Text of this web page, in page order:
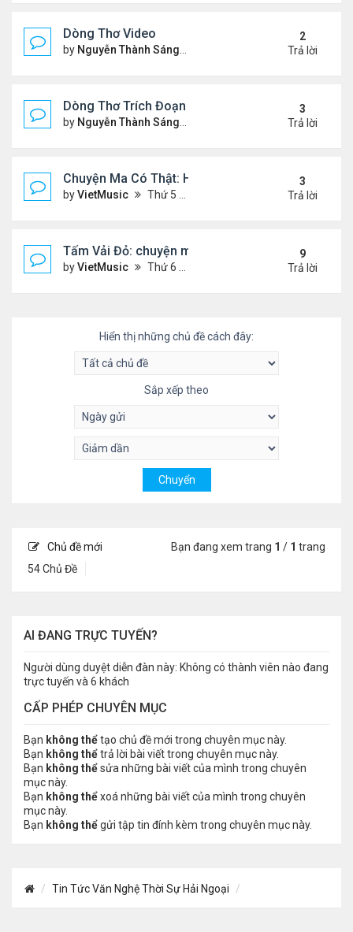
Dòng Thơ Video
by Nguyễn Thành Sáng Thứ 3 Tháng 10 22, 2024 2:03
2
Trả lời
Dòng Thơ Trích Đoạn (tiếp theo)
by Nguyễn Thành Sáng Thứ 2 Tháng 10 07, 2024 2:19
3
Trả lời
Chuyện Ma Có Thật: Hồng Vân, Lê Quốc Nam
byVietMusic Thứ 5 Tháng 11 05, 2020 2:49 pm
3
Trả lời
Tấm Vải Đỏ: chuyện ma kinh dị
byVietMusic Thứ 6 Tháng 10 16, 2020 10:39 am
9
Trả lời
Hiển thị những chủ đề cách đây:
Sắp xếp theo
Chủ đề mới
54 Chủ Đề
Bạn đang xem trang 1 / 1 trang
AI ĐANG TRỰC TUYẾN?
Người dùng duyệt diễn đàn này: Không có thành viên nào đang
trực tuyến và 6 khách
CẤP PHÉP CHUYÊN MỤC
Bạn không thểtạo chủ đề mới trong chuyên mục này.
Bạn không thểtrả lời bài viết trong chuyên mục này.
Bạn không thểsửa những bài viết của mình trong chuyên
mục này.
Bạn không thểxoá những bài viết của mình trong chuyên
mục này.
Bạn không thểgửi tập tin đính kèm trong chuyên mục này.
Tin Tức Văn Nghệ Thời Sự Hải Ngoại